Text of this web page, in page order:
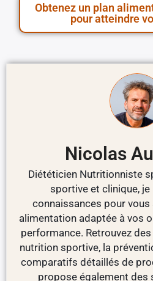
Obtenez un plan
pour atteindre
Nicolas
Diététicien Nutritionniste
sportive et clinique,
connaissances pour
alimentation adaptée à vos
performance. Retrouvez
nutrition sportive, la
comparatifs détaillés de
propose également des